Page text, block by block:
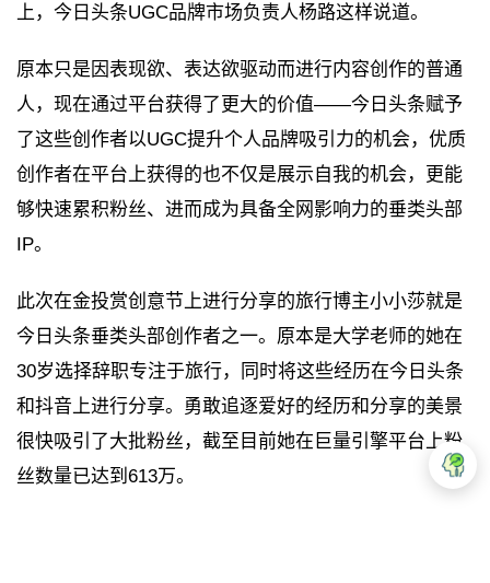
上，今日头条UGC品牌市场负责人杨路这样说道。
原本只是因表现欲、表达欲驱动而进行内容创作的普通
人，现在通过平台获得了更大的价值——今日头条赋予
了这些创作者以UGC提升个人品牌吸引力的机会，优质
创作者在平台上获得的也不仅是展示自我的机会，更能
够快速累积粉丝、进而成为具备全网影响力的垂类头部
IP。
此次在金投赏创意节上进行分享的旅行博主小小莎就是
今日头条垂类头部创作者之一。原本是大学老师的她在
30岁选择辞职专注于旅行，同时将这些经历在今日头条
和抖音上进行分享。勇敢追逐爱好的经历和分享的美景
很快吸引了大批粉丝，截至目前她在巨量引擎平台上粉
丝数量已达到613万。